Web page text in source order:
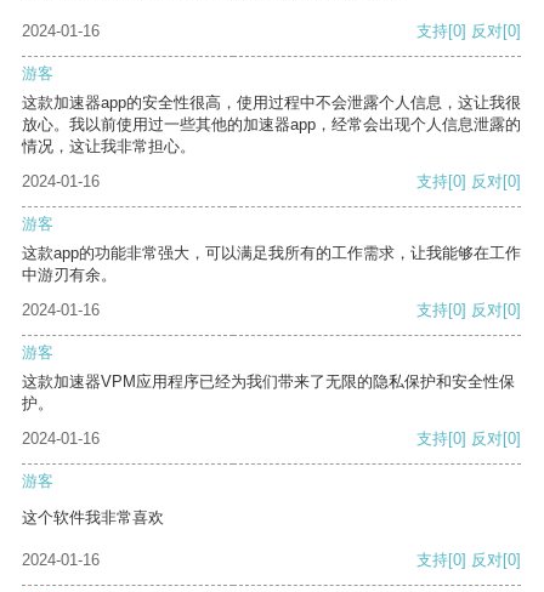
2024-01-16 支持[0] 反对[0]
游客
这款加速器app的安全性很高，使用过程中不会泄露个人信息，这让我很
放心。我以前使用过一些其他的加速器app，经常会出现个人信息泄露的
情况，这让我非常担心。
2024-01-16
支持[0] 反对[0]
游客
这款app的功能非常强大，可以满足我所有的工作需求，让我能够在工作
中游刃有余。
2024-01-16
支持[0] 反对[0]
游客
这款加速器VPM应用程序已经为我们带来了无限的隐私保护和安全性保
护。
2024-01-16
支持[0] 反对[0]
游客
这个软件我非常喜欢
2024-01-16 支持[0] 反对[0]